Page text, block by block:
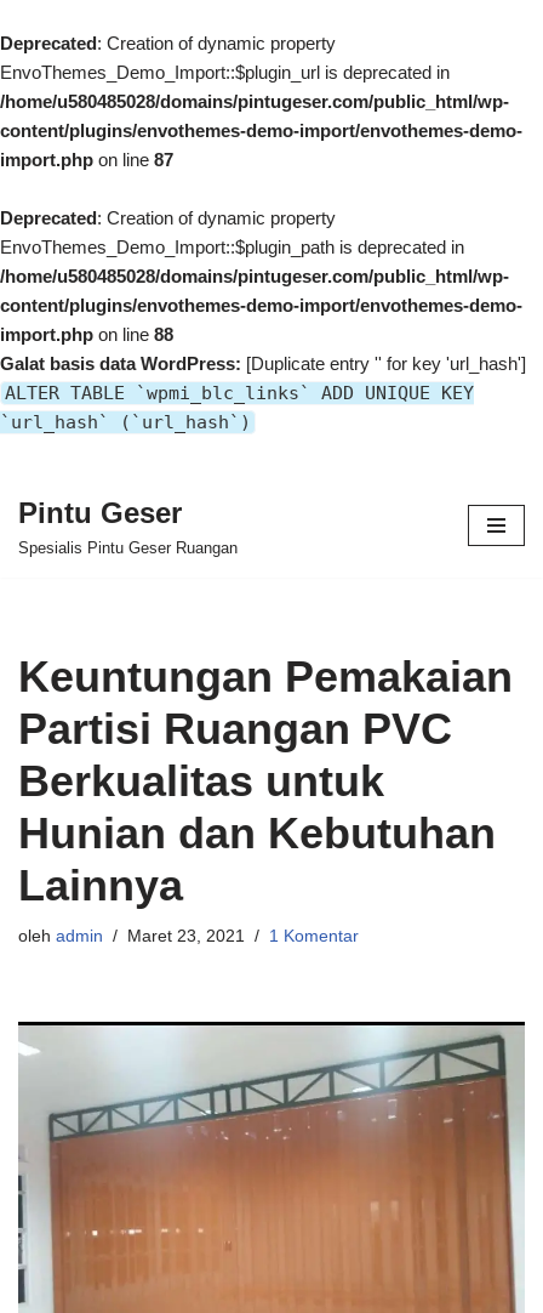
Deprecated: Creation of dynamic property
EnvoThemes_Demo_Import::$plugin_url is deprecated in
/home/u580485028/domains/pintugeser.com/public_html/wp-
content/plugins/envothemes-demo-import/envothemes-demo-
import.php on line 87
Deprecated: Creation of dynamic property
EnvoThemes_Demo_Import::$plugin_path is deprecated in
/home/u580485028/domains/pintugeser.com/public_html/wp-
content/plugins/envothemes-demo-import/envothemes-demo-
import.php on line 88
Galat basis data WordPress: [Duplicate entry '' for key 'url_hash']
ALTER TABLE `wpmi_blc_links` ADD UNIQUE KEY
`url_hash` (`url_hash`)
Lompat
Pintu Geser
Spesialis Pintu Geser Ruangan
Keuntungan Pemakaian
Partisi Ruangan PVC
Berkualitas untuk
Hunian dan Kebutuhan
Lainnya
oleh admin Maret 23, 2021 1 Komentar